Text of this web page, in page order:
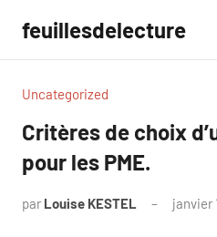
contenu
feuillesdelecture
Uncategorized
Critères de choix
pour les PME.
par Louise KESTEL janvier